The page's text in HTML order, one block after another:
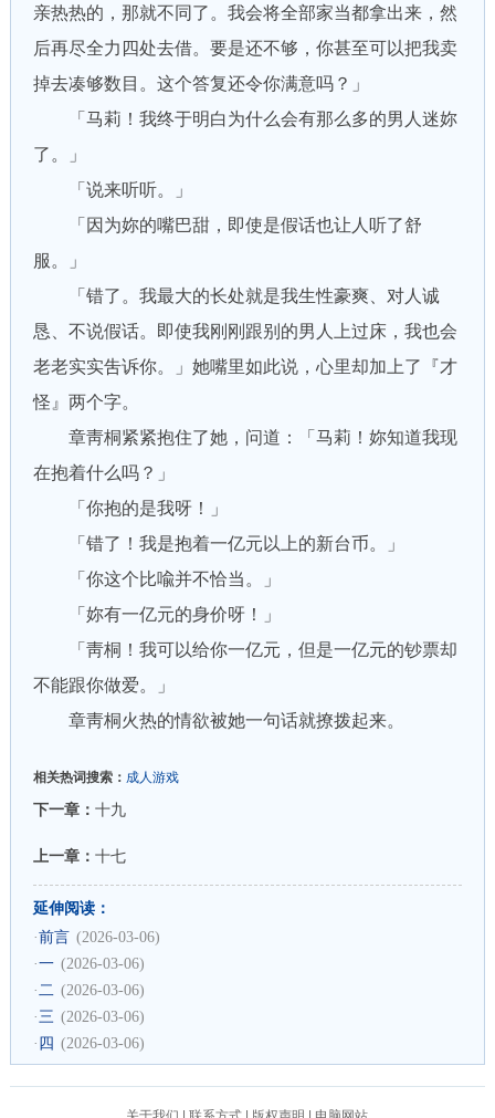
亲热热的，那就不同了。我会将全部家当都拿出来，然
后再尽全力四处去借。要是还不够，你甚至可以把我卖
掉去凑够数目。这个答复还令你满意吗？」
「马莉！我终于明白为什么会有那么多的男人迷妳
了。」
「说来听听。」
「因为妳的嘴巴甜，即使是假话也让人听了舒
服。」
「错了。我最大的长处就是我生性豪爽、对人诚
恳、不说假话。即使我刚刚跟别的男人上过床，我也会
老老实实吿诉你。」她嘴里如此说，心里却加上了『才
怪』两个字。
章靑桐紧紧抱住了她，问道：「马莉！妳知道我现
在抱着什么吗？」
「你抱的是我呀！」
「错了！我是抱着一亿元以上的新台币。」
「你这个比喩并不恰当。」
「妳有一亿元的身价呀！」
「靑桐！我可以给你一亿元，但是一亿元的钞票却
不能跟你做爱。」
章靑桐火热的情欲被她一句话就撩拨起来。
相关热词搜索： 成人游戏
下一章： 十九
上一章： 十七
延伸阅读：
·前言 (2026-03-06)
·一 (2026-03-06)
·二 (2026-03-06)
·三 (2026-03-06)
· 四 (2026-03-06)